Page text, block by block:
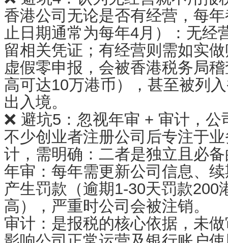
香港公司无论是否有经营，每
止日期通常为每年4月）：无经
留相关凭证；有经营则需如实
虚假零申报，会被香港税务局
高可达10万港币），甚至被列
出入境。
❌ 避坑5：忽视年审 + 审计，
不少创业者注册公司后专注于
计，需明确：二者是独立且必
年审：每年需更新公司信息、
产生罚款（逾期1-30天罚款200
高），严重时公司会被注销。
审计：是报税的核心依据，未